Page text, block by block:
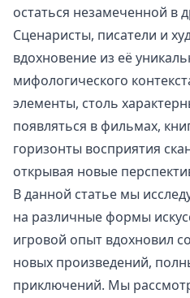
остаться незамеченной в
Сценаристы, писатели и
вдохновение из её
мифологического
элементы, столь
появляться в фильмах,
горизонты восприятия
открывая новые
В данной статье мы
на различные формы
игровой опыт вдохновил
новых произведений,
приключений. Мы